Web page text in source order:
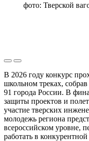
фото: Тверской
В 2026 году конкурс
школьном треках,
91 города России. В
защиты проектов и
участие тверских
молодежь региона
всероссийском уровне,
работать в конкурентной